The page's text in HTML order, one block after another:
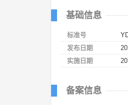
基础信息
标准号
发布日期
实施日期
备案信息